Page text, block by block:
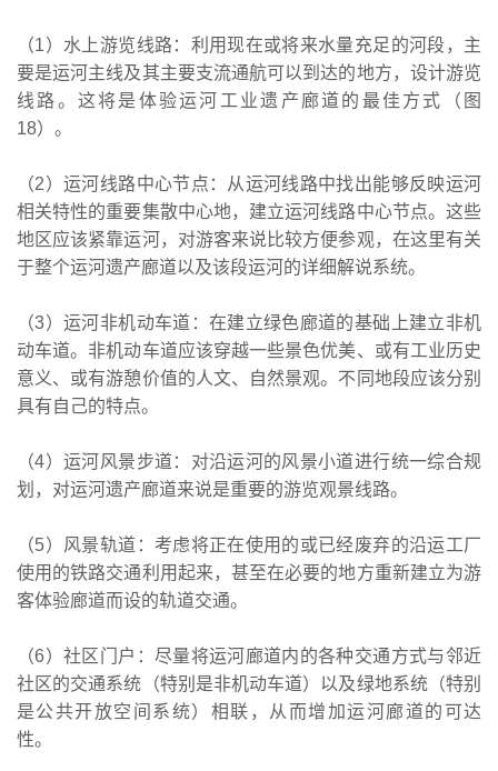
（1）水上游览线路：利用现在或将来水量充足的河段，主
要是运河主线及其主要支流通航可以到达的地方，设计游览
线路。这将是体验运河工业遗产廊道的最佳方式（图
18）。
（2）运河线路中心节点：从运河线路中找出能够反映运河
相关特性的重要集散中心地，建立运河线路中心节点。这些
地区应该紧靠运河，对游客来说比较方便参观，在这里有关
于整个运河遗产廊道以及该段运河的详细解说系统。
（3）运河非机动车道：在建立绿色廊道的基础上建立非机
动车道。非机动车道应该穿越一些景色优美、或有工业历史
意义、或有游憩价值的人文、自然景观。不同地段应该分别
具有自己的特点。
（4）运河风景步道：对沿运河的风景小道进行统一综合规
划，对运河遗产廊道来说是重要的游览观景线路。
（5）风景轨道：考虑将正在使用的或已经废弃的沿运工厂
使用的铁路交通利用起来，甚至在必要的地方重新建立为游
客体验廊道而设的轨道交通。
（6）社区门户：尽量将运河廊道内的各种交通方式与邻近
社区的交通系统（特别是非机动车道）以及绿地系统（特别
是公共开放空间系统）相联，从而增加运河廊道的可达
性。